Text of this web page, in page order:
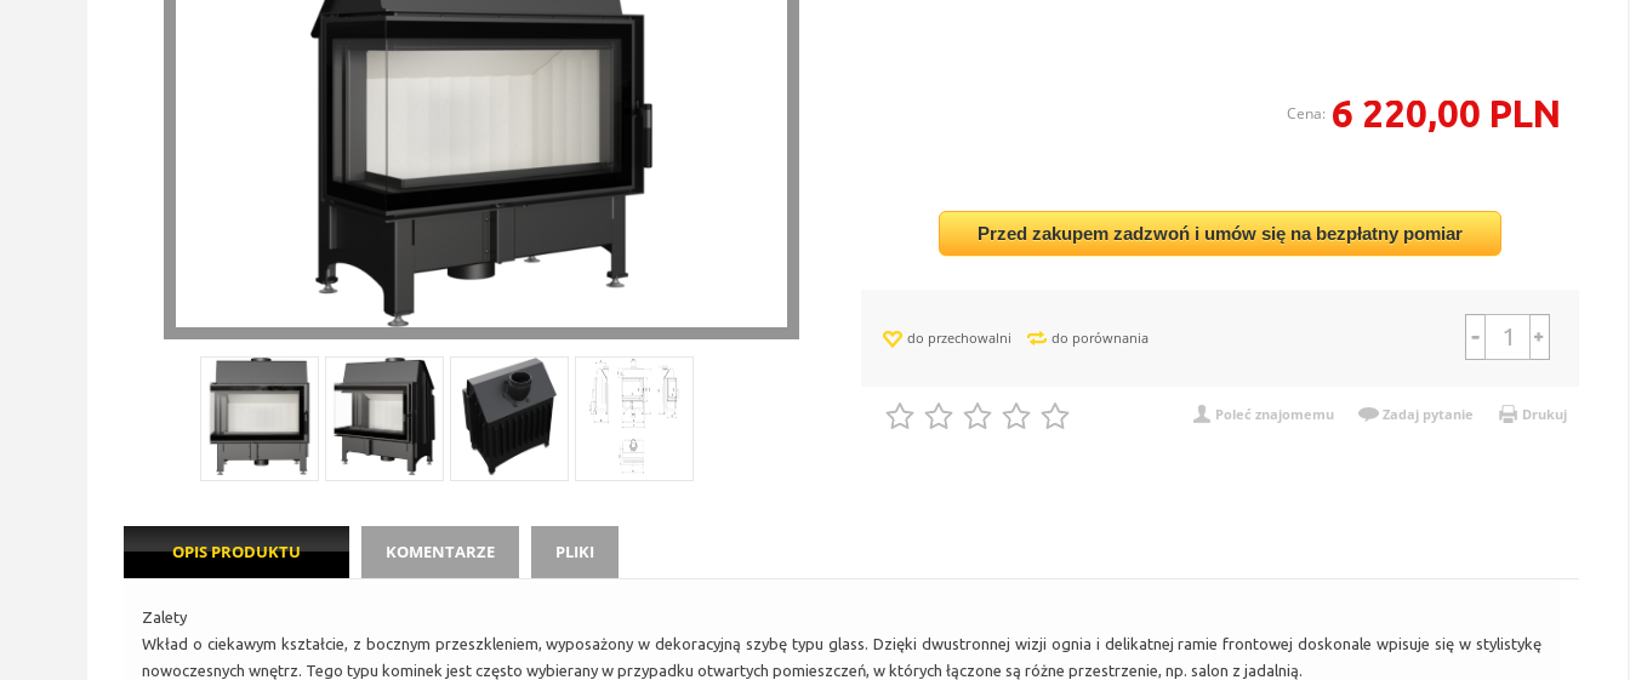
Cena: 6 220,00 PLN
Przed zakupem zadzwoń i umów się na bezpłatny pomiar
do przechowalni do porównania
Poleć znajomemu Zadaj pytanie Drukuj
OPIS PRODUKTU KOMENTARZE PLIKI
Zalety
Wkład o ciekawym kształcie, z bocznym przeszkleniem, wyposażony w dekoracyjną szybę typu glass. Dzięki dwustronnej wizji ognia i delikatnej ramie frontowej doskonale wpisuje się w stylistykę
nowoczesnych wnętrz. Tego typu kominek jest często wybierany w przypadku otwartych pomieszczeń, w których łączone są różne przestrzenie, np. salon z jadalnią.